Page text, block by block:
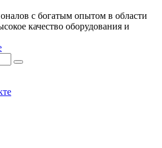
с богатым опытом в области
качество оборудования и